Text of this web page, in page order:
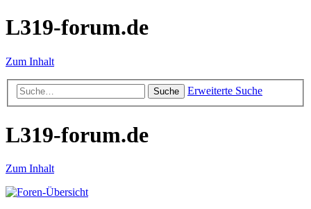
L319-forum.de
Zum Inhalt
Suche Erweiterte Suche
L319-forum.de
Zum Inhalt